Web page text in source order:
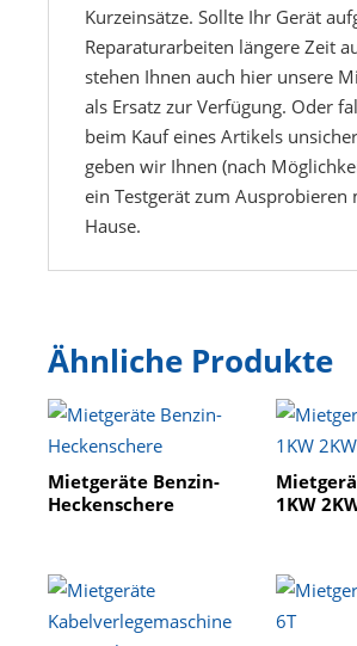
Kurzeinsätze. Sollte Ihr Gerät
Reparaturarbeiten längere Zeit
stehen Ihnen auch hier unsere
als Ersatz zur Verfügung. Oder
beim Kauf eines Artikels
geben wir Ihnen (nach
ein Testgerät zum Ausprobieren
Hause.
Ähnliche Produkte
Mietgeräte Benzin-
Heckenschere
1KW